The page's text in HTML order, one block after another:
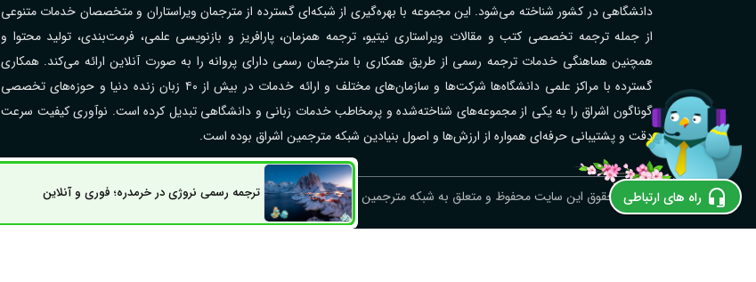
دانشگاهی در کشور شناخته می‌شود. این مجموعه با بهره‌گیری از شبکه‌ای گسترده از مترجمان ویراستاران و متخصصان خدمات متنوعی
از جمله ترجمه تخصصی کتب و مقالات ویراستاری نیتیو، ترجمه همزمان، پارافریز و بازنویسی علمی، فرمت‌بندی، تولید محتوا و
همچنین هماهنگی خدمات ترجمه رسمی از طریق همکاری با مترجمان رسمی دارای پروانه را به صورت آنلاین ارائه می‌کند. همکاری
گسترده با مراکز علمی دانشگاه‌ها شرکت‌ها و سازمان‌های مختلف و ارائه خدمات در بیش از ۴۰ زبان زنده دنیا و حوزه‌های تخصصی
گوناگون اشراق را به یکی از مجموعه‌های شناخته‌شده و پرمخاطب خدمات زبانی و دانشگاهی تبدیل کرده است. نوآوری کیفیت سرعت
دقت و پشتیبانی حرفه‌ای همواره از ارزش‌ها و اصول بنیادین شبکه مترجمین اشراق بوده است.
© کلیه حقوق این سایت محفوظ و متعلق به شبکه مترجمین اشراق می‌باشد.
ترجمه رسمی نروژی در اهر؛ فوری و آنلاین ترجمه رسمی نروژی در خرمدره؛ فوری و آنلاین راه های ارتباطی